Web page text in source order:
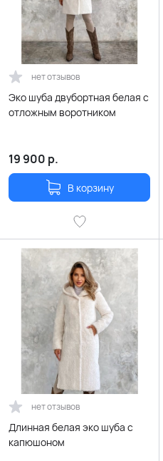
нет отзывов
Эко шуба двубортная белая с
отложным воротником
19 900 р.
В корзину
нет отзывов
Длинная белая эко шуба с
капюшоном